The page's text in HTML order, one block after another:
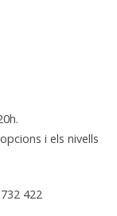
i els nivells
422